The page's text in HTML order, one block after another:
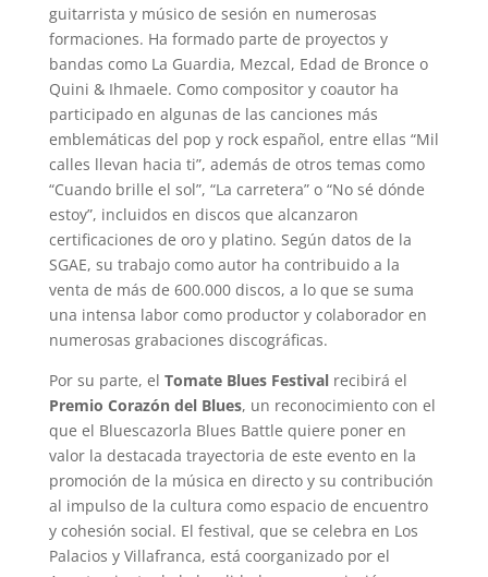
guitarrista y músico de sesión en numerosas
formaciones. Ha formado parte de proyectos y
bandas como La Guardia, Mezcal, Edad de Bronce o
Quini & Ihmaele. Como compositor y coautor ha
participado en algunas de las canciones más
emblemáticas del pop y rock español, entre ellas “Mil
calles llevan hacia ti”, además de otros temas como
“Cuando brille el sol”, “La carretera” o “No sé dónde
estoy”, incluidos en discos que alcanzaron
certificaciones de oro y platino. Según datos de la
SGAE, su trabajo como autor ha contribuido a la
venta de más de 600.000 discos, a lo que se suma
una intensa labor como productor y colaborador en
numerosas grabaciones discográficas.
Por su parte, el Tomate Blues Festivalrecibirá el
Premio Corazón del Blues, un reconocimiento con el
que el Bluescazorla Blues Battle quiere poner en
valor la destacada trayectoria de este evento en la
promoción de la música en directo y su contribución
al impulso de la cultura como espacio de encuentro
y cohesión social. El festival, que se celebra en Los
Palacios y Villafranca, está coorganizado por el